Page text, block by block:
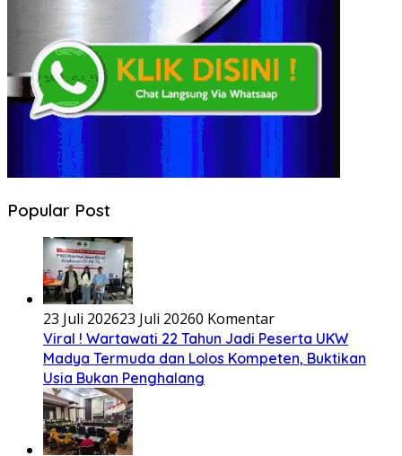
Popular Post
23 Juli 202623 Juli 20260 Komentar
Viral ! Wartawati 22 Tahun Jadi Peserta UKW
Madya Termuda dan Lolos Kompeten, Buktikan
Usia Bukan Penghalang